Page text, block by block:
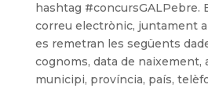
hashtag #concursGALPebre.
correu electrònic, juntament
es remetran les següents
cognoms, data de naixement,
municipi, província, país,